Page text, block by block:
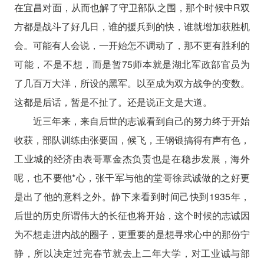
在宜昌对面，从而也解了守卫部队之围，那个时候中R双
方都是战斗了好几日，谁的援兵到的快，谁就增加获胜机
会。可能有人会说，一开始怎不调动了，那不更有胜利的
可能，不是不想，而是暂75师本就是湖北军政部官员为
了几百万大洋，所设的黑军。以至成为双方战争的变数。
这都是后话，暂是不扯了。还是说正文是大道。
近三年来，来自后世的志诚看到自己的努力终于开始
收获，部队训练由张要国，候飞，王钢银搞得有声有色，
工业城的经济由表哥覃金杰负责也是在稳步发展，海外
呢，也不要他*心，张干军与他的堂哥徐武诚做的之好更
是出了他的意料之外。静下来看到时间己快到1935年，
后世的历史所谓伟大的长征也将开始，这个时候的志诚因
为不想走进内战的圈子，更重要的是想寻求心中的那份宁
静，所以决定过完春节就去上二年大学，对工业诚与部